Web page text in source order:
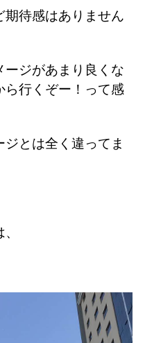
期待感はありません
ージがあまり良くな
ら行くぞー！って感
とは全く違ってま